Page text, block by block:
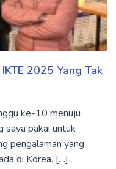
2025 Yang Tak
ke-10 menuju
saya pakai untuk
pengalaman yang
di Korea. […]